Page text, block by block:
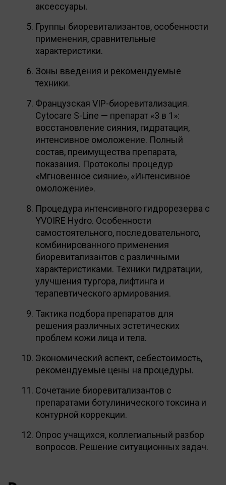
аксессуары.
Группы биоревитализантов, особенности
применения, сравнительные
характеристики.
Зоны введения и рекомендуемые
техники.
Французская VIP-биоревитализация.
Cytocare S-Line — препарат «3 в 1»:
восстановление сияния, гидратация,
интенсивное омоложение. Полный
состав, преимущества препарата,
показания. Протоколы процедур
«Мгновенное сияние», «Интенсивное
омоложение».
Процедура интенсивного гидрорезерва с
YVOIRE Hydro. Особенности
самостоятельного, последовательного,
комбинированного применения
биоревитализантов с различными
характеристиками. Техники гидратации,
улучшения тургора, лифтинга и
терапевтического армирования.
Тактика подбора препаратов для
решения различных эстетических
проблем кожи лица и тела.
Экономический аспект, себестоимость,
рекомендуемые цены на процедуры.
Сочетание биоревитализантов с
препаратами ботулинического токсина и
контурной коррекции.
Опрос учащихся, коллегиальный разбор
вопросов. Решение ситуационных задач.